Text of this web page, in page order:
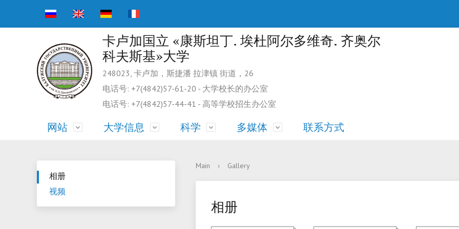
卡卢加国立 «康斯坦丁. 埃杜阿尔多维奇. 齐奥尔
科夫斯基»大学
248023, 卡卢加，斯捷潘 拉津镇 街道，26
电话号: +7(4842)57-61-20 - 大学校长的办公室
电话号: +7(4842)57-44-41 - 高等学校招生办公室
网站
院系
游泳池
大学信息
外国公民和无国籍人学习的条件
科学
大学科学工作方向
多媒体
视频
联系方式
相册
视频
Main › Gallery
相册